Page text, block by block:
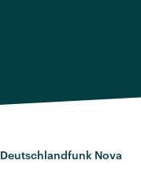
Deutschlandfunk Nova